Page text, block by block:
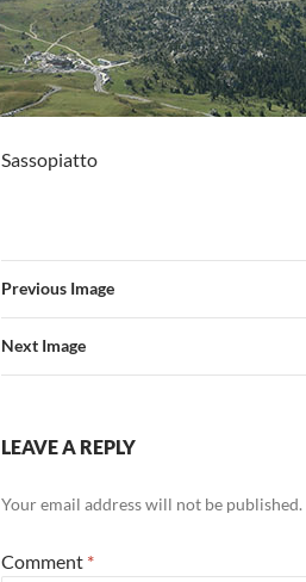
Sassopiatto
Previous Image
Next Image
LEAVE A REPLY
Your email address will not be published.
Comment *